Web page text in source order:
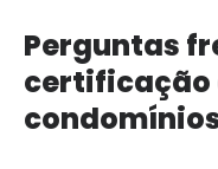
Perguntas